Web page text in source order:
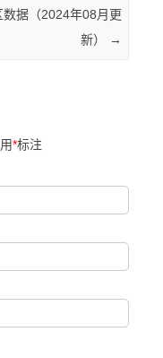
数据（2024年08月更
新）
→
*标注